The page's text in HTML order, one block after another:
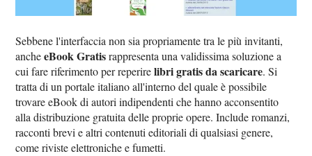
Sebbene l'interfaccia non sia propriamente tra le più invitanti,
ancheeBook Gratisrappresenta una validissima soluzione a
cui fare riferimento per reperirelibri gratis da scaricare. Si
tratta di un portale italiano all'interno del quale è possibile
trovare eBook di autori indipendenti che hanno acconsentito
alla distribuzione gratuita delle proprie opere. Include romanzi,
racconti brevi e altri contenuti editoriali di qualsiasi genere,
come riviste elettroniche e fumetti.